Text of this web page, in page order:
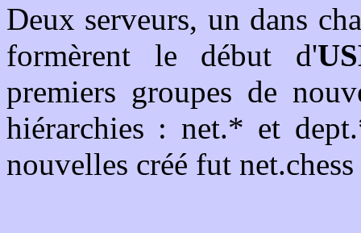
Deux serveurs, un dans
formèrent le début d'
premiers groupes de
hiérarchies : net.* et
nouvelles créé fut net.chess